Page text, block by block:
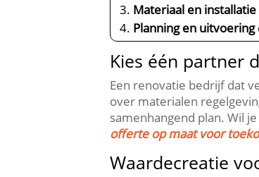
Materiaal en
Planning en uitvoering
Kies één partner
Een renovatie bedrijf dat
over materialen
samenhangend plan.​ Wil
offerte op maat voor
Waardecreatie